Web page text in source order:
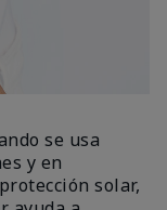
se usa
y en
solar,